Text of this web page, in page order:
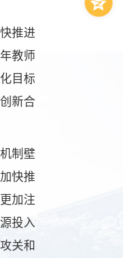
推进
教师
目标
新合
制壁
快推
加注
投入
关和